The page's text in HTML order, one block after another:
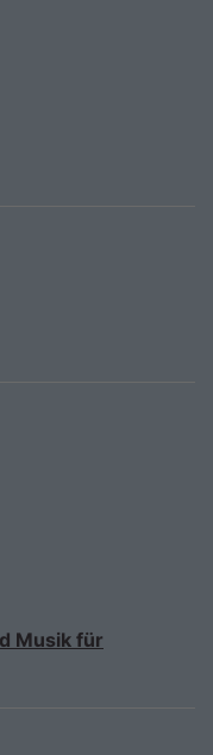
Musik für